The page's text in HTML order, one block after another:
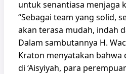
untuk senantiasa menjaga
“Sebagai team yang solid,
akan terasa mudah, indah
Dalam sambutannya H.
Kraton menyatakan
di ‘Aisyiyah, para